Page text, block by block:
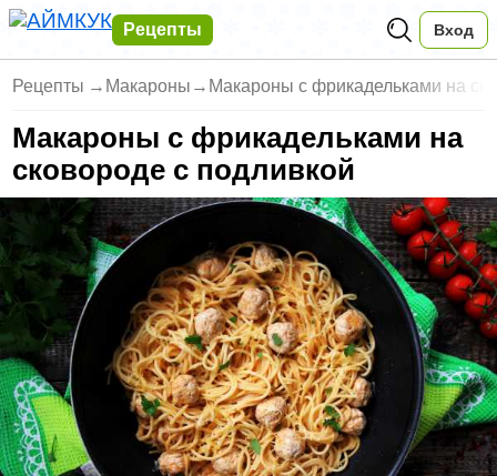
Рецепты Вход
Рецепты → Макароны → Макароны с фрикадельками на
Макароны с фрикадельками на
сковороде с подливкой